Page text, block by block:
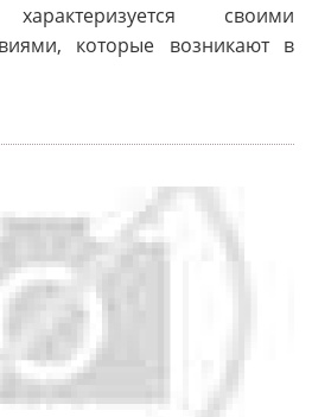
своими
которые возникают в